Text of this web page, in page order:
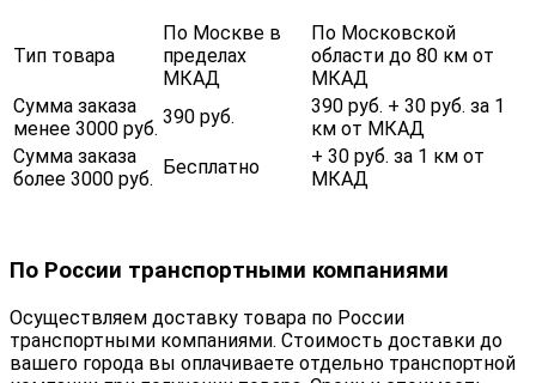
Тип товара
По Москве в
пределах
МКАД
По Московской
области до 80 км от
МКАД
Сумма заказа
менее 3000 руб.
390 руб.
390 руб. + 30 руб. за 1
км от МКАД
Сумма заказа
более 3000 руб.
Бесплатно
+ 30 руб. за 1 км от
МКАД
По России транспортными компаниями
Осуществляем доставку товара по России
транспортными компаниями. Стоимость доставки до
вашего города вы оплачиваете отдельно транспортной